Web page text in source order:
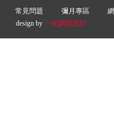
design by 一化網頁設計
常見問題
彌月專區